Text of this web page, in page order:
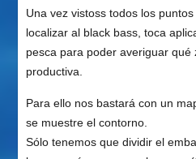
Una vez vistoss todos los
localizar al black bass, toca
pesca para poder averiguar qué
productiva.
Para ello nos bastará con un
se muestre el contorno.
Sólo tenemos que dividir el